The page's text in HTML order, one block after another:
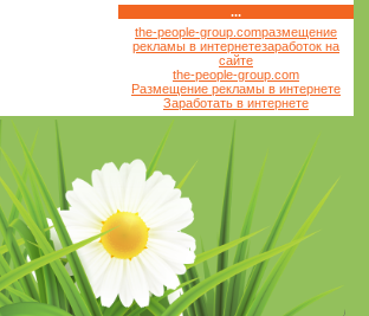
...
the-people-group.comразмещение
рекламы в интернетезаработок на
сайте
the-people-group.com
Размещение рекламы в интернете
Заработать в интернете